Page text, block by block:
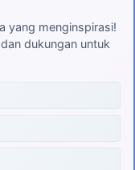
yang menginspirasi!
dukungan untuk